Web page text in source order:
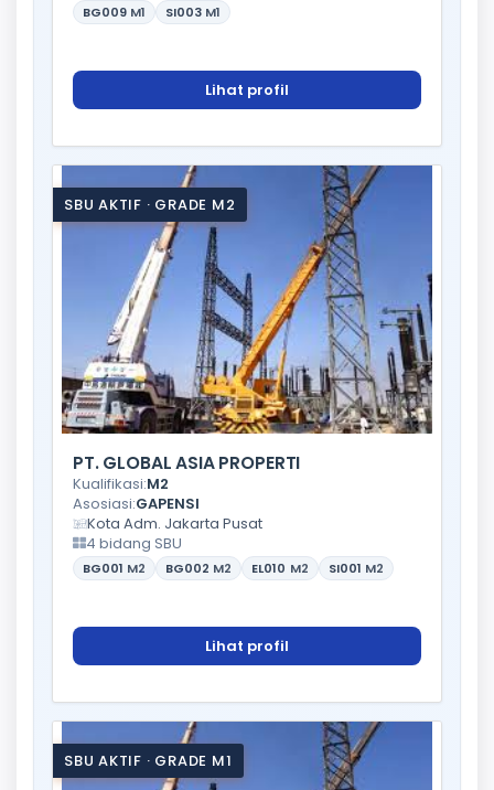
BG009 M1 SI003 M1
Lihat profil
SBU AKTIF · GRADE M2
PT. GLOBAL ASIA PROPERTI
Kualifikasi:M2
Asosiasi:GAPENSI
Kota Adm. Jakarta Pusat
4 bidang SBU
BG001 M2 BG002 M2 EL010 M2 SI001 M2
Lihat profil
SBU AKTIF · GRADE M1